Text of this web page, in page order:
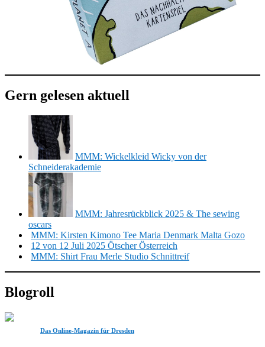
Gern gelesen aktuell
MMM: Wickelkleid Wicky von der
Schneiderakademie
MMM: Jahresrückblick 2025 & The sewing
oscars
MMM: Kirsten Kimono Tee Maria Denmark Malta Gozo
12 von 12 Juli 2025 Ötscher Österreich
MMM: Shirt Frau Merle Studio Schnittreif
Blogroll
Das Online-Magazin für Dresden